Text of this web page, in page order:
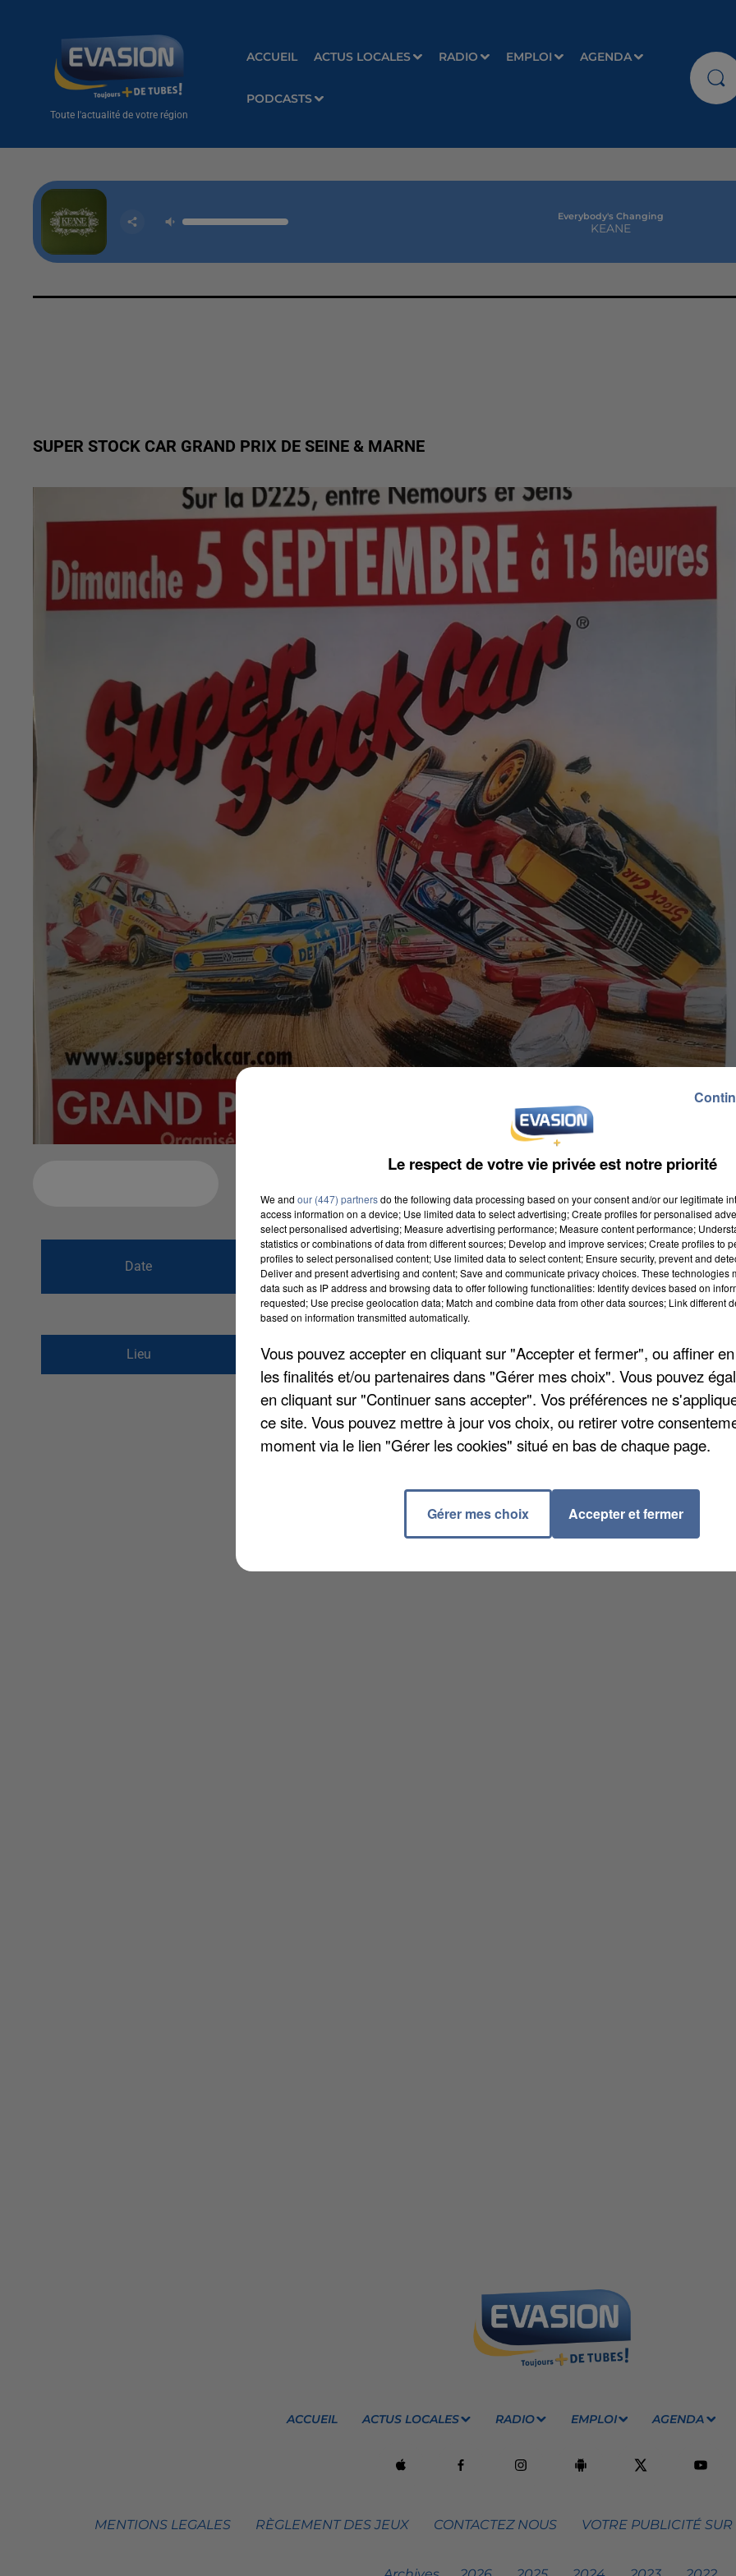
Toute l'actualité de votre région
ACCUEIL ACTUS LOCALES RADIO EMPLOI AGENDA
PODCASTS
Everybody's Changing
KEANE
SUPER STOCK CAR GRAND PRIX DE SEINE & MARNE
Date
du5 septembre 2021 à 9h00
au5 septembre 2021 à 19h59
Lieu
Vauredennes
77710
VILLEBEON
ACCUEIL ACTUS LOCALES RADIO EMPLOI AGENDA
MENTIONS LEGALES RÈGLEMENT DES JEUX CONTACTEZ NOUS VOTRE PUBLICITÉ
Le respect de votre vie privée est notre priorité
We and our (447) partnersdo the following data processing based on your consent and/or our legitimate
access information on a device; Use limited data to select advertising; Create profiles for personalised
select personalised advertising; Measure advertising performance; Measure content performance;
statistics or combinations of data from different sources; Develop and improve services; Create profiles to
profiles to select personalised content; Use limited data to select content; Ensure security, prevent and
Deliver and present advertising and content; Save and communicate privacy choices. These technologies
data such as IP address and browsing data to offer following functionalities: Identify devices based on
requested; Use precise geolocation data; Match and combine data from other data sources; Link different
based on information transmitted automatically.
Vous pouvez accepter en cliquant sur "Accepter et fermer", ou affiner
les finalités et/ou partenaires dans "Gérer mes choix". Vous pouvez
en cliquant sur "Continuer sans accepter". Vos préférences ne
ce site. Vous pouvez mettre à jour vos choix, ou retirer votre
moment via le lien "Gérer les cookies" situé en bas de chaque page.
Gérer mes choix Accepter et fermer